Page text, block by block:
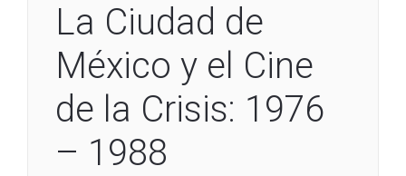
La Ciudad de
México y el Cine
de la Crisis: 1976
– 1988